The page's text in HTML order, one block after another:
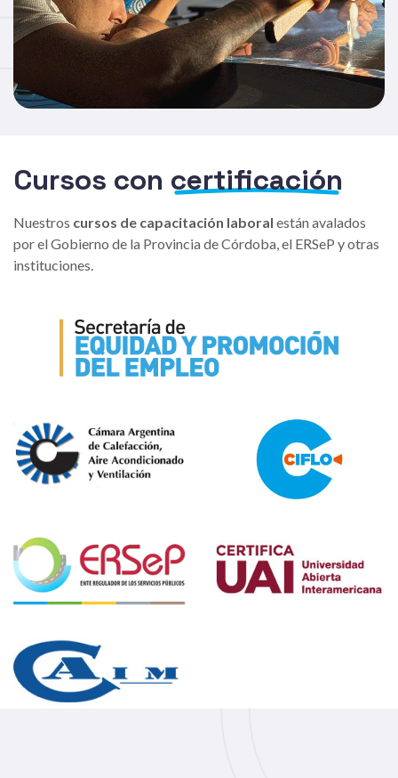
Cursos con certificación
Nuestros cursos de capacitación laboral están avalados
por el Gobierno de la Provincia de Córdoba, el ERSeP y otras
instituciones.